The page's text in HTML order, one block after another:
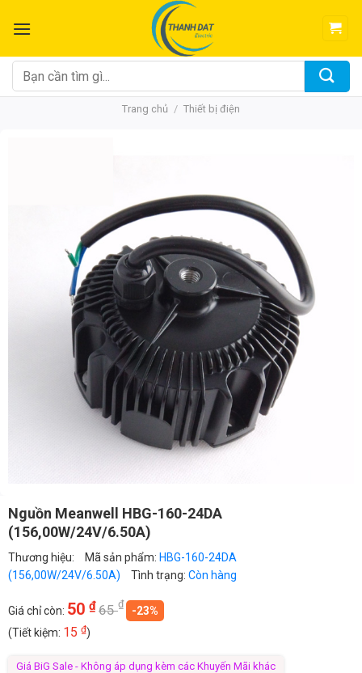
đến
dung
Tìm
kiếm:
Trang chủ / Thiết bị điện
Nguồn Meanwell HBG-160-24DA
(156,00W/24V/6.50A)
Thương hiệu: Mã sản phẩm: HBG-160-24DA
(156,00W/24V/6.50A)
Tình trạng: Còn hàng
Giá chỉ còn: 50 ₫65₫
-23%
(Tiết kiệm: 15 ₫)
Giá BiG Sale - Không áp dụng kèm các Khuyến Mãi khác